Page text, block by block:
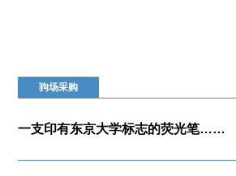
驹场采购
一支印有东京大学标志的荧光笔……